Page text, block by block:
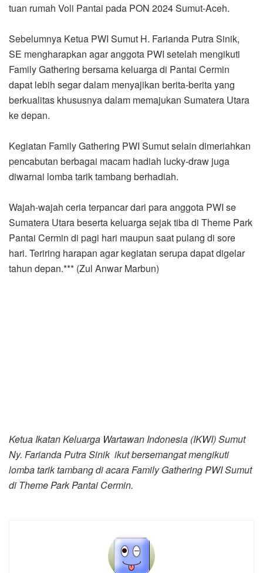
tuan rumah Voli Pantai pada PON 2024 Sumut-Aceh.
Sebelumnya Ketua PWI Sumut H. Farianda Putra Sinik,
SE mengharapkan agar anggota PWI setelah mengikuti
Family Gathering bersama keluarga di Pantai Cermin
dapat lebih segar dalam menyajikan berita-berita yang
berkualitas khususnya dalam memajukan Sumatera Utara
ke depan.
Kegiatan Family Gathering PWI Sumut selain dimeriahkan
pencabutan berbagai macam hadiah lucky-draw juga
diwarnai lomba tarik tambang berhadiah.
Wajah-wajah ceria terpancar dari para anggota PWI se
Sumatera Utara beserta keluarga sejak tiba di Theme Park
Pantai Cermin di pagi hari maupun saat pulang di sore
hari. Teriring harapan agar kegiatan serupa dapat digelar
tahun depan.*** (Zul Anwar Marbun)
Zul Marbun